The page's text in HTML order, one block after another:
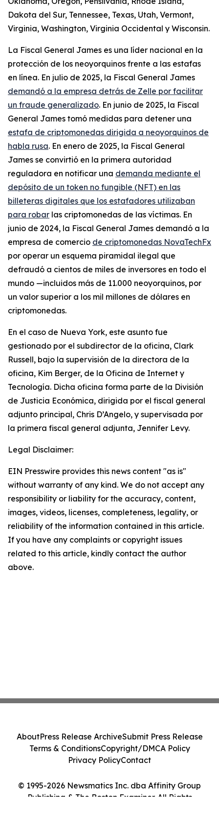
Dakota del Sur, Tennessee, Texas, Utah, Vermont,
Virginia, Washington, Virginia Occidental y Wisconsin.
La Fiscal General James es una líder nacional en la
protección de los neoyorquinos frente a las estafas
en línea. En julio de 2025, la Fiscal General James
demandó a la empresa detrás de Zelle por facilitar
un fraude generalizado. En junio de 2025, la Fiscal
General James tomó medidas para detener una
estafa de criptomonedas dirigida a neoyorquinos de
habla rusa. En enero de 2025, la Fiscal General
James se convirtió en la primera autoridad
reguladora en notificar una demanda mediante el
depósito de un token no fungible (NFT) en las
billeteras digitales que los estafadores utilizaban
para robar las criptomonedas de las víctimas. En
junio de 2024, la Fiscal General James demandó a la
empresa de comercio de criptomonedas NovaTechFx
por operar un esquema piramidal ilegal que
defraudó a cientos de miles de inversores en todo el
mundo —incluidos más de 11.000 neoyorquinos, por
un valor superior a los mil millones de dólares en
criptomonedas.
En el caso de Nueva York, este asunto fue
gestionado por el subdirector de la oficina, Clark
Russell, bajo la supervisión de la directora de la
oficina, Kim Berger, de la Oficina de Internet y
Tecnología. Dicha oficina forma parte de la División
de Justicia Económica, dirigida por el fiscal general
adjunto principal, Chris D’Angelo, y supervisada por
la primera fiscal general adjunta, Jennifer Levy.
Legal Disclaimer:
EIN Presswire provides this news content "as is"
without warranty of any kind. We do not accept any
responsibility or liability for the accuracy, content,
images, videos, licenses, completeness, legality, or
reliability of the information contained in this article.
If you have any complaints or copyright issues
related to this article, kindly contact the author
above.
© 1995-2026 Newsmatics Inc. dba Affinity Group
Publishing & The Boston Examiner. All Rights
AboutPress Release ArchiveSubmit Press Release
Terms & ConditionsCopyright/DMCA Policy
Privacy PolicyContact